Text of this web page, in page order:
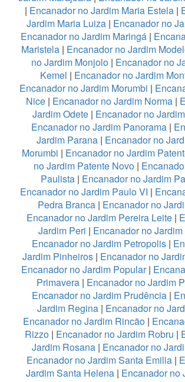
| Encanador no Jardim Maria Estela|
Jardim Maria Luiza| Encanador no
Encanador no Jardim Maringá |
Maristela | Encanador no Jardim
no Jardim Monjolo| Encanador no
Kemel | Encanador no Jardim
Encanador no Jardim Morumbi |
Nice| Encanador no Jardim Norma|
Jardim Odete| Encanador no
Encanador no Jardim Panorama |
Jardim Parana | Encanador no
Morumbi | Encanador no Jardim
no Jardim Patente Novo|
Paulista | Encanador no Jardim
Encanador no Jardim Paulo VI |
Pedra Branca| Encanador no
Encanador no Jardim Pereira Leite|
Jardim Peri | Encanador no
Encanador no Jardim Petropolis |
Jardim Pinheiros| Encanador no
Encanador no Jardim Popular|
Primavera| Encanador no Jardim
Encanador no Jardim Prudência|
Jardim Regina | Encanador no
Encanador no Jardim Rincão|
Rizzo| Encanador no Jardim Robru |
Jardim Rosana | Encanador no
Encanador no Jardim Santa Emilia|
Jardim Santa Helena | Encanador no